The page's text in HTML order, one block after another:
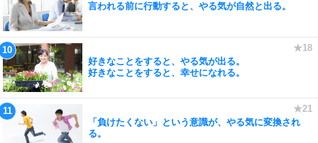
言われる前に行動すると、やる気が自然と出る。
好きなことをすると、やる気が出る。
好きなことをすると、幸せになれる。
「負けたくない」という意識が、やる気に変換され
る。